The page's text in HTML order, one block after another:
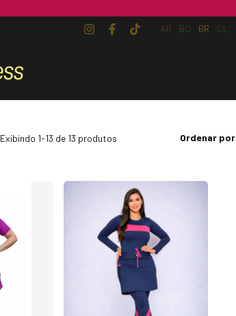
AR BO BR CL
Exibindo 1-13 de 13 produtos Ordenar por